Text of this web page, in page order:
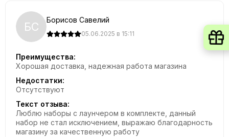
БС Борисов Савелий
05.06.2025 в 15:11
Преимущества:
Хорошая доставка, надежная работа магазина
Недостатки:
Отсутствуют
Текст отзыва:
Люблю наборы с лаунчером в комплекте, данный
набор не стал исключением, выражаю благодарность
магазину за качественную работу